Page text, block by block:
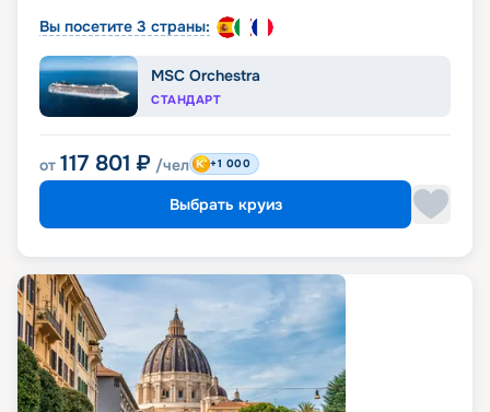
Вы посетите 3 страны:
MSC Orchestra
СТАНДАРТ
от 117 801 ₽ /чел +1 000
Выбрать круиз